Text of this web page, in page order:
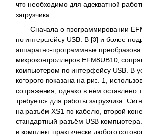
что необходимо для адекватной
загрузчика.
Сначала о программировании
по интерфейсу USB. В [3] и более
аппаратно-программные
микроконтроллеров EFM8UB10,
компьютером по интерфейсу USB. В
которого показана на рис. 1,
сопряжения, однако в нём оставлено
требуется для работы загрузчика.
на разъём XS1 по кабелю, второй
стандартный разъём USB
в комплект практически любого